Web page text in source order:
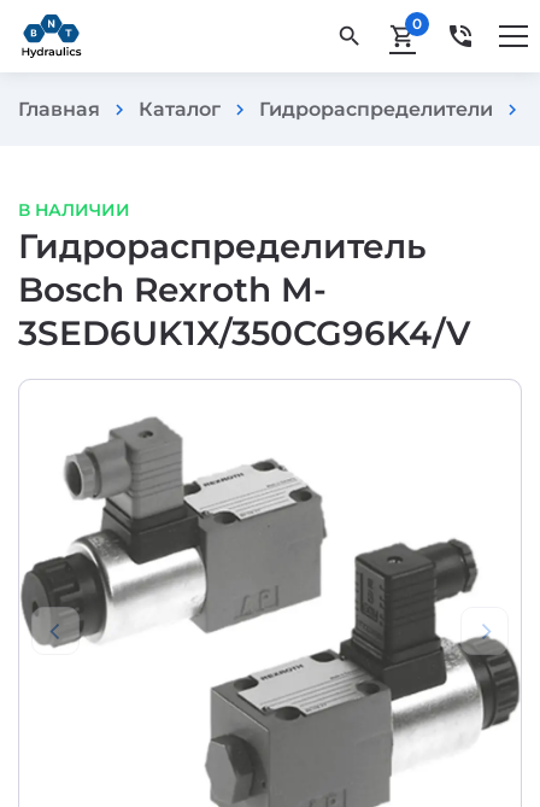
search shopping_cart0 phone_in_talk
Главная chevron_right Каталог chevron_right Гидрораспределители chevron_right
В НАЛИЧИИ
Гидрораспределитель
Bosch Rexroth M-
3SED6UK1X/350CG96K4/V